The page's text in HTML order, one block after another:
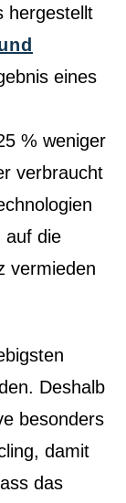
hergestellt
eines
% weniger
verbraucht
auf die
vermieden
Deshalb
besonders
damit
das